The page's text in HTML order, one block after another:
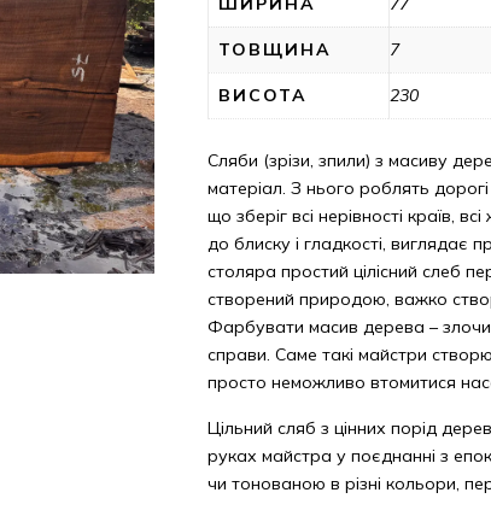
ТОВЩИНА 7
ВИСОТА 230
Сляби (зрізи, зпили) з масиву
матеріал. З нього роблять
що зберіг всі нерівності країв,
до блиску і гладкості, виглядає
столяра простий цілісний слеб
створений природою, важко
Фарбувати масив дерева –
справи. Саме такі майстри
просто неможливо втомитися
Цільний сляб з цінних порід
руках майстра у поєднанні з
чи тонованою в різні кольори,